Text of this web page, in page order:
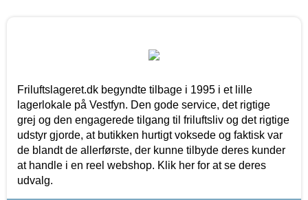
Friluftslageret.dk begyndte tilbage i 1995 i et lille
lagerlokale på Vestfyn. Den gode service, det rigtige
grej og den engagerede tilgang til friluftsliv og det rigtige
udstyr gjorde, at butikken hurtigt voksede og faktisk var
de blandt de allerførste, der kunne tilbyde deres kunder
at handle i en reel webshop. Klik her for at se deres
udvalg.